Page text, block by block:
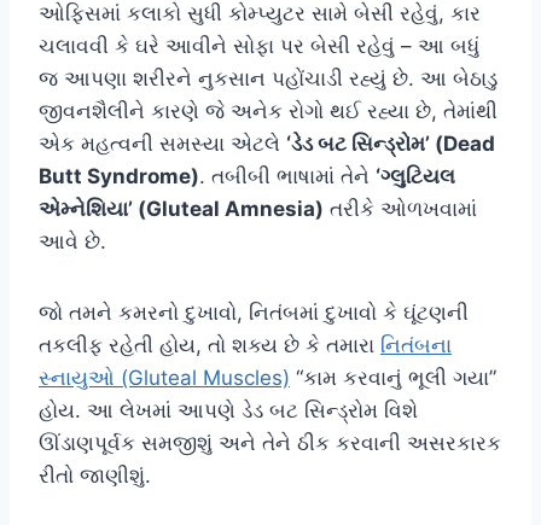
ઓફિસમાં કલાકો સુધી કોમ્પ્યુટર સામે બેસી રહેવું, કાર
ચલાવવી કે ઘરે આવીને સોફા પર બેસી રહેવું – આ બધું
જ આપણા શરીરને નુકસાન પહોંચાડી રહ્યું છે. આ બેઠાડુ
જીવનશૈલીને કારણે જે અનેક રોગો થઈ રહ્યા છે, તેમાંથી
એક મહત્વની સમસ્યા એટલે ‘ડેડ બટ સિન્ડ્રોમ’ (Dead
Butt Syndrome). તબીબી ભાષામાં તેને ‘ગ્લુટિયલ
એમ્નેશિયા’ (Gluteal Amnesia) તરીકે ઓળખવામાં
આવે છે.
જો તમને કમરનો દુખાવો, નિતંબમાં દુખાવો કે ઘૂંટણની
તકલીફ રહેતી હોય, તો શક્ય છે કે તમારા નિતંબના
સ્નાયુઓ (Gluteal Muscles) “કામ કરવાનું ભૂલી ગયા”
હોય. આ લેખમાં આપણે ડેડ બટ સિન્ડ્રોમ વિશે
ઊંડાણપૂર્વક સમજીશું અને તેને ઠીક કરવાની અસરકારક
રીતો જાણીશું.